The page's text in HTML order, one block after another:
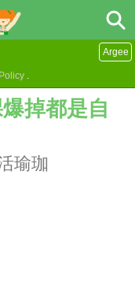
.
Argee
掉都是自
瑜珈